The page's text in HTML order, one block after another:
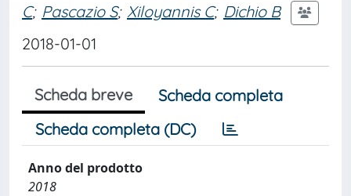
C; Pascazio S; Xiloyannis C; Dichio B
2018-01-01
Scheda breve
Scheda completa
Scheda completa (DC)
Anno del prodotto
2018